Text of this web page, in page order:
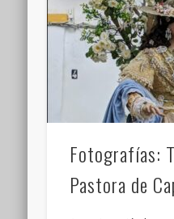
Fotografías:
Pastora de